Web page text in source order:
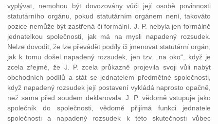
vyplývat, nemohou být dovozovány vůči její osobě povinnosti
statutárního orgánu, pokud statutárním orgánem není, takováto
pozice nemůže být zastřená či formální. J. P. nebyla jen formálně
jednatelkou společnosti, jak má na mysli napadený rozsudek.
Nelze dovodit, že lze převádět podíly či jmenovat statutární orgán,
jak k tomu došel napadený rozsudek, jen tzv. „na oko“, když je
zcela zřejmé, že J. P. zcela průkazně projevila svoji vůli nabýt
obchodních podílů a stát se jednatelem předmětné společnosti,
když napadený rozsudek její postavení vykládá naprosto opačně,
než sama před soudem deklarovala. J. P. vědomě vstupuje jako
společník do společnosti, vědomě přijímá funkci jednatele
společnosti a napadený rozsudek k této skutečnosti vůbec